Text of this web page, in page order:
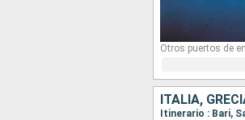
Otros puertos de
ITALIA,
Itinerario : Bari,